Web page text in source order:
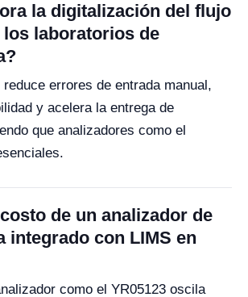
la digitalización del flujo
los laboratorios de
errores de entrada manual,
y acelera la entrega de
que analizadores como el
de un analizador de
integrado con LIMS en
como el YR05123 oscila